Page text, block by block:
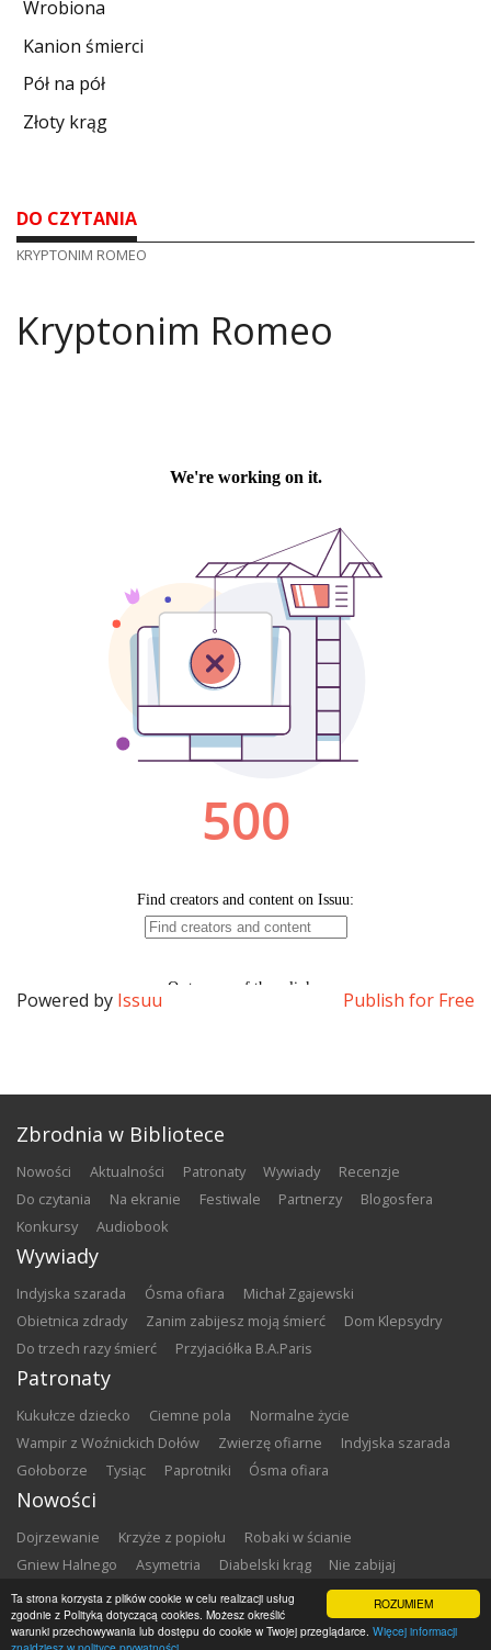
ROZUMIEM
Ta strona korzysta z plików cookie w celu realizacji usług
zgodnie z Polityką dotyczącą cookies. Możesz określić
warunki przechowywania lub dostępu do cookie w Twojej przeglądarce. Więcej informacji
Wrobiona
Kanion śmierci
Pół na pół
Złoty krąg
DO CZYTANIA
KRYPTONIM ROMEO
Kryptonim Romeo
Powered by Issuu Publish for Free
Zbrodnia w Bibliotece
nowości aktualności patronaty wywiady
recenzje
do czytania
na ekranie festiwale partnerzy
blogosfera
konkursy
audiobook
Wywiady
Indyjska szarada Ósma ofiara
Michał Zgajewski
Obietnica zdrady
Zanim zabijesz moją śmierć
Dom Klepsydry
Do trzech razy śmierć
Przyjaciółka B.A.Paris
Patronaty
Kukułcze dziecko Ciemne pola
Normalne życie
Wampir z Woźnickich Dołów
Zwierzę ofiarne
Indyjska szarada
Gołoborze
Tysiąc Paprotniki Ósma ofiara
Nowości
Dojrzewanie Krzyże z popiołu
Robaki w ścianie
Gniew Halnego
Asymetria Diabelski krąg
Nie zabijaj
Dowody zbrodni
Zemsta Matki chrzestne
Copyright ©2026Zbrodnia w Bibliotece